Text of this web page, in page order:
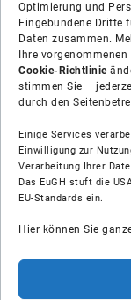
Optimierung und
Eingebundene Dritte
Daten zusammen.
Ihre
Cookie-Richtlinie
stimmen Sie –
durch den
Einige Services
Einwilligung zur
Verarbeitung Ihrer
Das EuGH stuft die
EU-Standards ein.
Hier können Sie